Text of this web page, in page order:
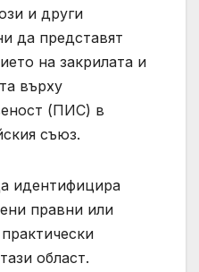
и други
да представят
на закрилата и
върху
(ПИС) в
съюз.
идентифицира
правни или
област.